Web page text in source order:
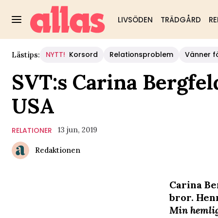
LIVSÖDEN TRÄDGÅRD
Lästips: NYTT! Korsord Relationsproblem Vänner
SVT:s Carina
USA
RELATIONER 13 jun, 2019
Redaktionen
Carina
bror.
Min